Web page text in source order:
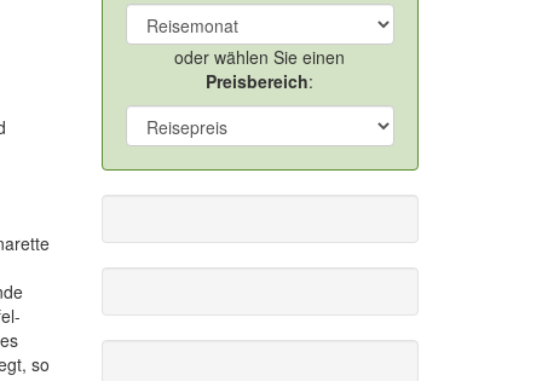
so
oder wählen Sie einen
Preisbereich: